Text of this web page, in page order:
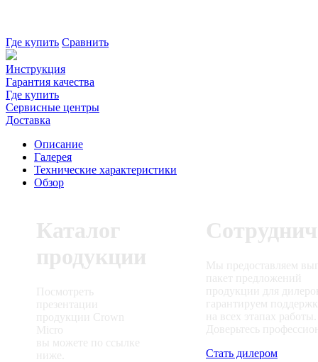
Где купить Сравнить
Инструкция
Гарантия качества
Где купить
Сервисные центры
Доставка
Описание
Галерея
Технические характеристики
Обзор
Каталог
продукции
Посмотреть
презентации
продукции Crown
Micro
вы можете по ссылке
ниже.
Мы предоставляем
пакет предложений
продукции для
гарантируем
на всех этапах работы.
Доверьтесь
Стать дилером